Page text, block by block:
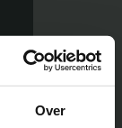
Over